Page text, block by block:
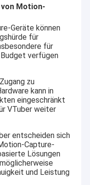
Motion-
Geräte können
für
für
verfügen
zu
kann in
eingeschränkt
VTuber weiter
entscheiden sich
Capture-
Lösungen
und Leistung